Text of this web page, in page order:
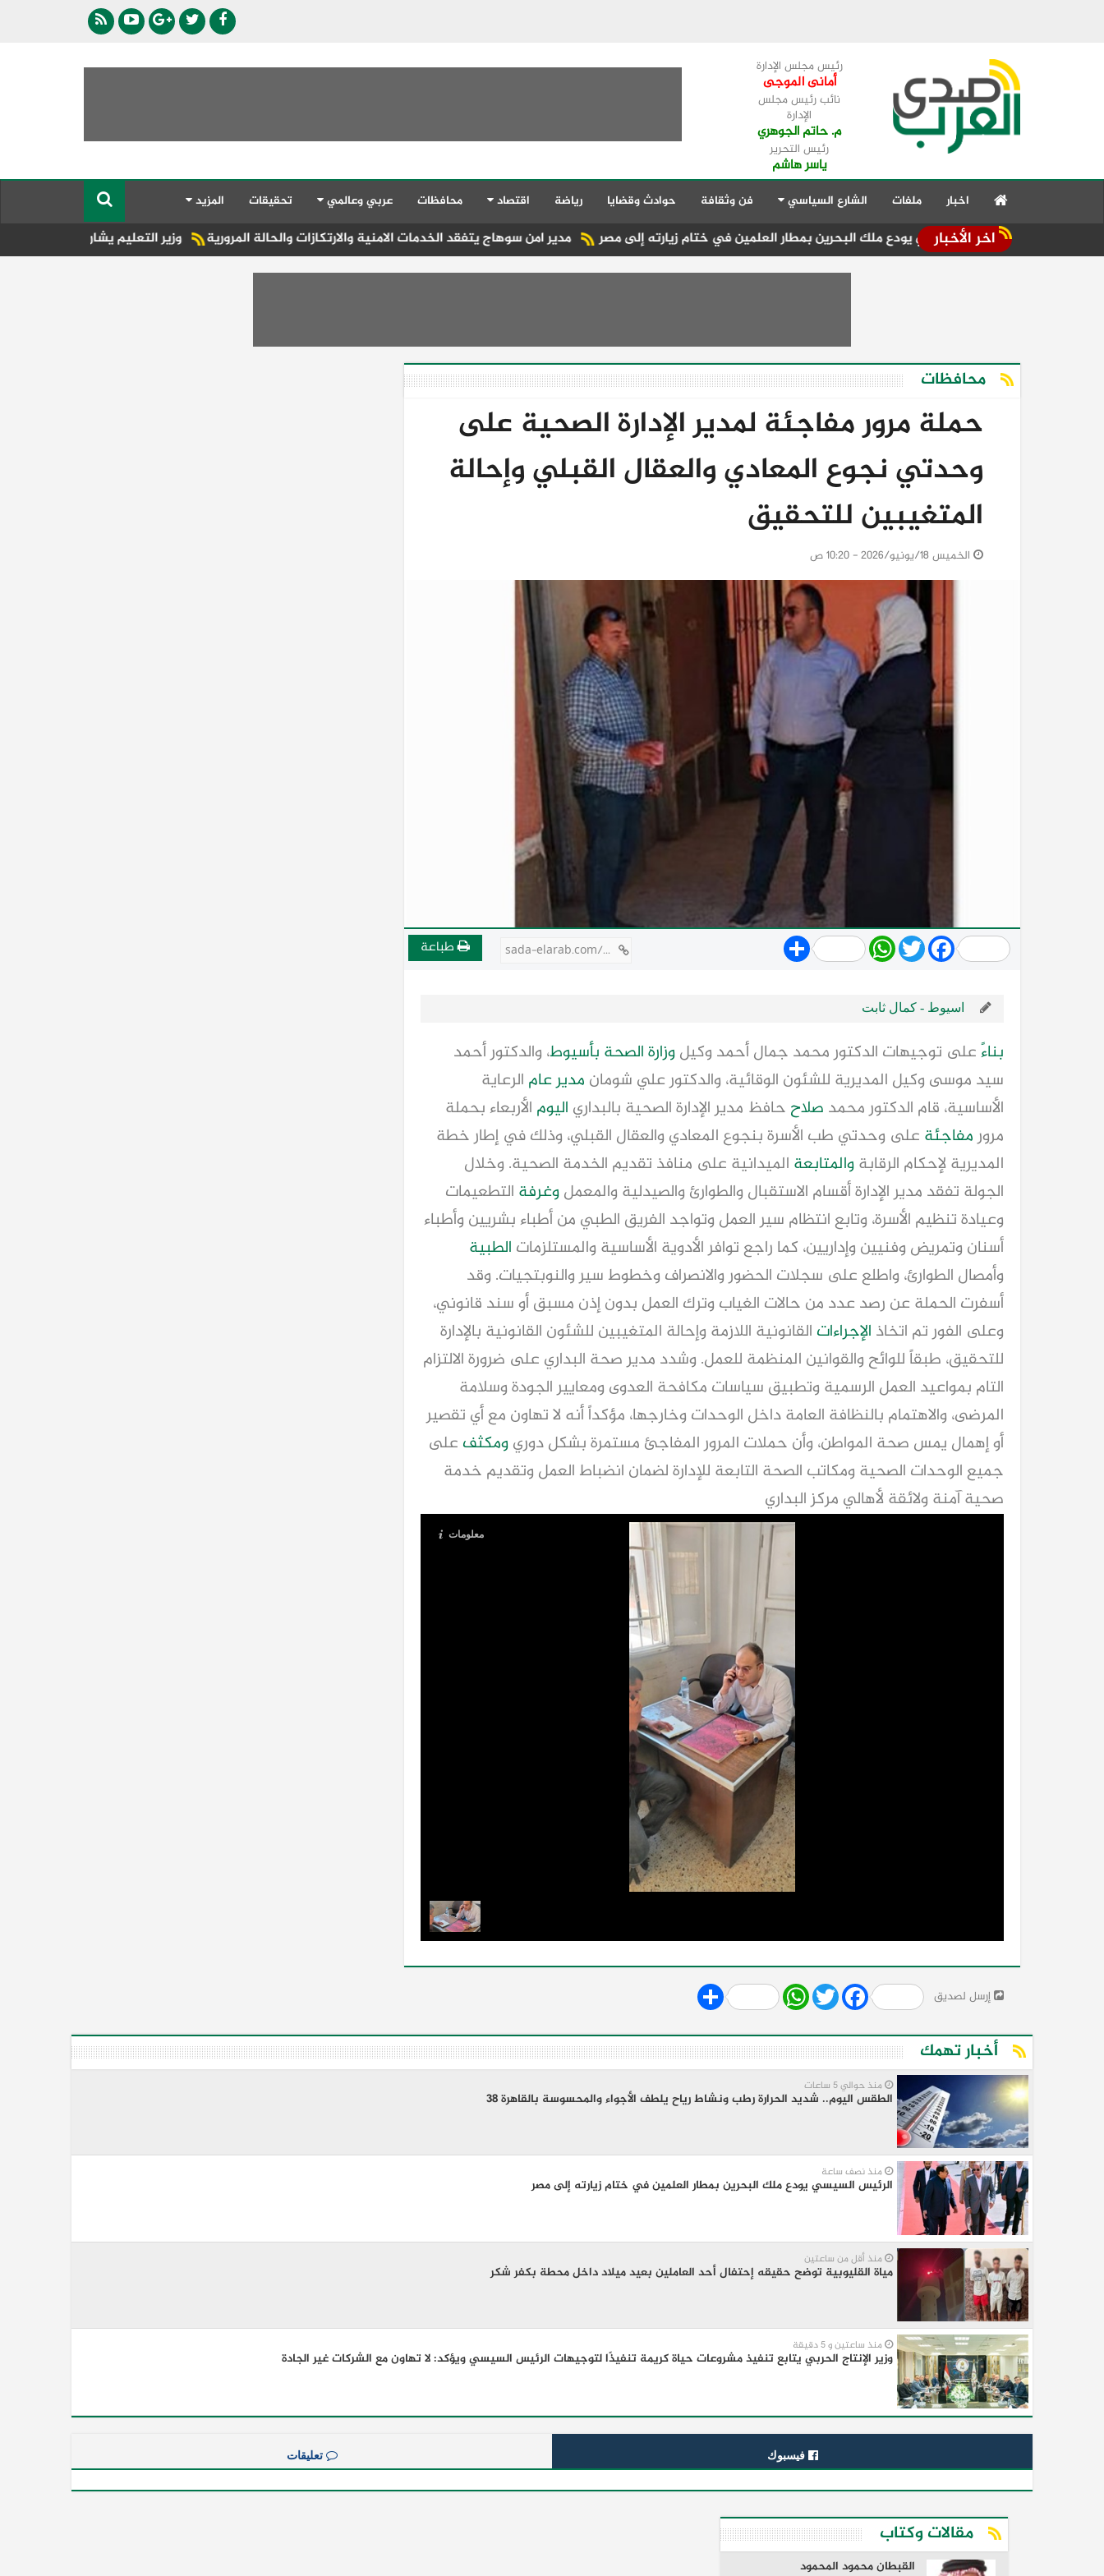
رئيس مجلس الإدارة
أمانى الموجى
نائب رئيس مجلس
الإدارة
م. حاتم الجوهري
رئيس التحرير
ياسر هاشم
اخبار ملفات الشارع السياسي فن وثقافة حوادث وقضايا رياضة اقتصاد محافظات عربي وعالمي تحقيقات المزيد
اخر الأخبار وزير التعليم يشارك في مراسم إحياء الذكرى الـ81 لإلقاء القنبلة الذرية على هيروشيما مدير امن سوهاج يتفقد الخدمات الامنية والارتكازات والحالة المرورية الرئيس السيسي يودع ملك البحرين بمطار العلمين في ختام زيارته إلى مصر
محافظات
حملة مرور مفاجئة لمدير الإدارة الصحية على
وحدتي نجوع المعادي والعقال القبلي وإحالة
المتغيبين للتحقيق
الخميس 18/يونيو/2026 - 10:20 ص
Share WhatsApp
TwitterFacebook طباعة sada-elarab.com/810111
اسيوط - كمال ثابت
بناءً على توجيهات الدكتور محمد جمال أحمد وكيلوزارةالصحة بأسيوط، والدكتور أحمد
سيد موسى وكيل المديرية للشئون الوقائية، والدكتور علي شومان مدير عام الرعاية
الأساسية، قام الدكتور محمد صلاح حافظ مدير الإدارة الصحية بالبداري اليوم الأربعاء بحملة
مرورمفاجئة على وحدتي طب الأسرة بنجوع المعادي والعقال القبلي، وذلك في إطار خطة
المديرية لإحكام الرقابةوالمتابعة الميدانية على منافذ تقديم الخدمة الصحية. وخلال
الجولة تفقد مدير الإدارة أقسام الاستقبال والطوارئ والصيدلية والمعملوغرفة التطعيمات
وعيادة تنظيم الأسرة، وتابع انتظام سير العمل وتواجد الفريق الطبي من أطباء بشريين وأطباء
أسنان وتمريض وفنيين وإداريين، كما راجع توافر الأدوية الأساسية والمستلزمات الطبية
وأمصال الطوارئ، واطلع على سجلات الحضور والانصراف وخطوط سير والنوبتجيات. وقد
أسفرت الحملة عن رصد عدد من حالات الغياب وترك العمل بدون إذن مسبق أو سند قانوني،
وعلى الفور تم اتخاذ الإجراءات القانونية اللازمة وإحالة المتغيبين للشئون القانونية بالإدارة
للتحقيق، طبقاً للوائح والقوانين المنظمة للعمل. وشدد مدير صحة البداري على ضرورة الالتزام
التام بمواعيد العمل الرسمية وتطبيق سياسات مكافحة العدوى ومعايير الجودة وسلامة
المرضى، والاهتمام بالنظافة العامة داخل الوحدات وخارجها، مؤكداً أنه لا تهاون مع أي تقصير
أو إهمال يمس صحة المواطن، وأن حملات المرور المفاجئ مستمرة بشكل دوريومكثف على
جميع الوحدات الصحية ومكاتب الصحة التابعة للإدارة لضمان انضباط العمل وتقديم خدمة
صحية آمنة ولائقة لأهالي مركز البداري
معلومات
إرسل لصديق Share WhatsApp
Twitter Facebook
أخبار تهمك
منذ حوالي 5 ساعات
الطقس اليوم.. شديد الحرارة رطب ونشاط رياح يلطف الأجواء والمحسوسة بالقاهرة 38
منذ نصف ساعة
الرئيس السيسي يودع ملك البحرين بمطار العلمين في ختام زيارته إلى مصر
منذ أقل من ساعتين
مياة القليوبية توضح حقيقه إحتفال أحد العاملين بعيد ميلاد داخل محطة بكفر شكر
منذ ساعتين و 5 دقيقة
وزير الإنتاج الحربي يتابع تنفيذ مشروعات حياة كريمة تنفيذًا لتوجيهات الرئيس السيسي ويؤكد: لا تهاون مع الشركات غير الجادة
فيسبوك تعليقات
مقالات وكتاب
القبطان محمود المحمود